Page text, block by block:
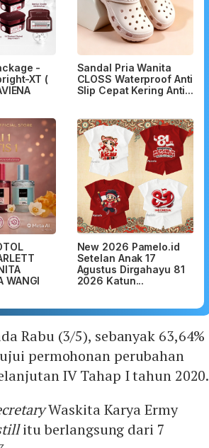
-
XT (
Sandal Pria Wanita
CLOSS Waterproof Anti
Slip Cepat Kering Anti...
WANGI
New 2026 Pamelo.id
Setelan Anak 17
Agustus Dirgahayu 81
2026 Katun...
Rabu (3/5), sebanyak 63,64%
permohonan perubahan
IV Tahap I tahun 2020.
Waskita Karya Ermy
itu berlangsung dari 7